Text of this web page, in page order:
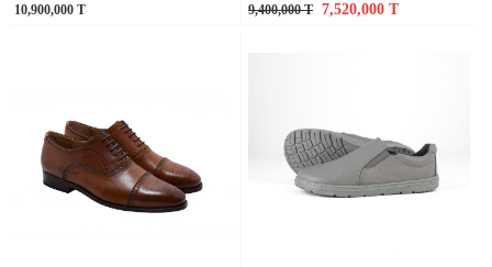
10,900,000 9,400,000 T 7,520,000